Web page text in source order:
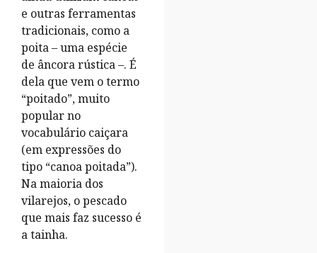
e outras ferramentas
tradicionais, como a
poita – uma espécie
de âncora rústica –. É
dela que vem o termo
“poitado”, muito
popular no
vocabulário caiçara
(em expressões do
tipo “canoa poitada”).
Na maioria dos
vilarejos, o pescado
que mais faz sucesso é
a tainha.